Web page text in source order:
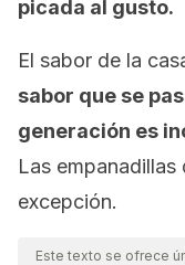
picada al gusto.
El sabor de la
sabor que se
generación es
Las
excepción.
Este texto se ofrece